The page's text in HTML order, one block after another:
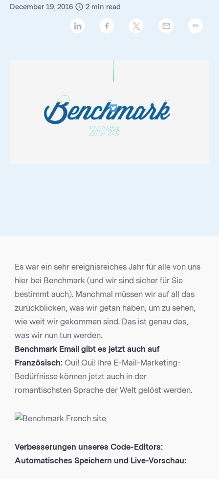
December 19, 2016 2 min read
Es war ein sehr ereignisreiches Jahr für alle von uns
hier bei Benchmark (und wir sind sicher für Sie
bestimmt auch). Manchmal müssen wir auf all das
zurückblicken, was wir getan haben, um zu sehen,
wie weit wir gekommen sind. Das ist genau das,
was wir nun tun werden.
Benchmark Email gibt es jetzt auch auf
Französisch: Oui! Oui! Ihre E-Mail-Marketing-
Bedürfnisse können jetzt auch in der
romantischsten Sprache der Welt gelöst werden.
Verbesserungen unseres Code-Editors:
Automatisches Speichern und Live-Vorschau: